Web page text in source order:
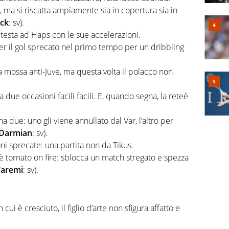
si riscatta ampiamente sia in copertura sia in
: sv).
ad Haps con le sue accelerazioni.
il gol sprecato nel primo tempo per un dribbling
anti-Juve, ma questa volta il polacco non
due occasioni facili facili. E, quando segna, la reteè
due: uno gli viene annullato dal Var, l’altro per
: sv).
sprecate: una partita non da Tikus.
tornato on fire: sblocca un match stregato e spezza
: sv).
è cresciuto, il figlio d’arte non sfigura affatto e